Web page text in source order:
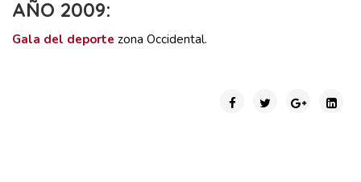
AÑO 2009:
Gala del deporte zona Occidental.